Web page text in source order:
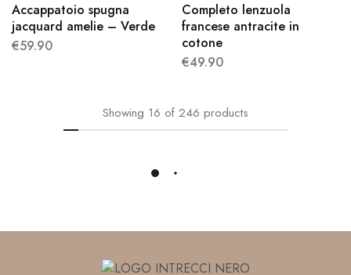
Accappatoio spugna
jacquard amelie – Verde
€59.90
Completo lenzuola
francese antracite in
cotone
€49.90
Showing 16 of 246 products
Load More